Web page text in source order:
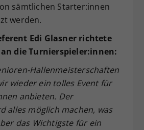
sämtlichen Starter:innen
werden.
Edi Glasner richtete
die Turnierspieler:innen:
Hallenmeisterschaften
wieder ein tolles Event für
anbieten. Der
alles möglich machen, was
das Wichtigste für ein